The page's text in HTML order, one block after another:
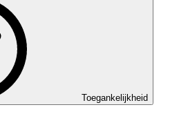
Toegankelijkheid